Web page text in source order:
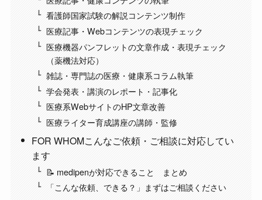
看護師国家試験の解説コンテンツ制作
医療記事・Webコンテンツの表現チェック
医療機器パンフレットの文章作成・表現チェック
（薬機法対応）
雑誌・専門誌の医療・健康系コラム執筆
学会発表・講演のレポート・記事化
医療系WebサイトのHP文章改善
医療ライター育成講座の講師・監修
FOR WHOMこんなご依頼・ご相談に対応してい
ます
📝 medipenが対応できること まとめ
「こんな依頼、できる？」まずはご相談ください